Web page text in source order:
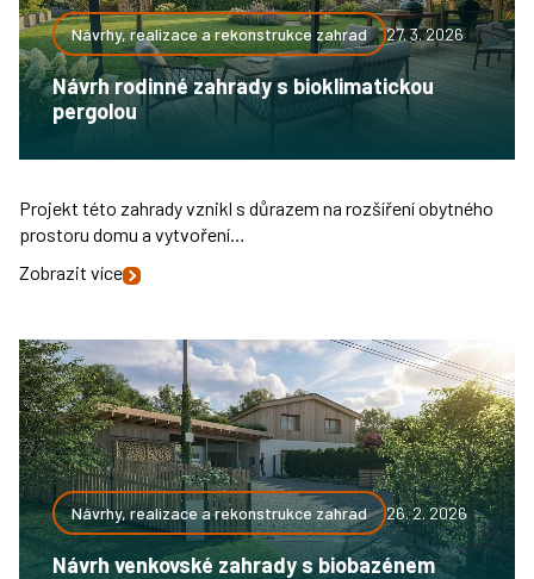
Návrhy, realizace a rekonstrukce zahrad 27. 3. 2026
Návrh rodinné zahrady s bioklimatickou
pergolou
Projekt této zahrady vznikl s důrazem na rozšíření obytného
prostoru domu a vytvoření…
Zobrazit více
Návrhy, realizace a rekonstrukce zahrad 26. 2. 2026
Návrh venkovské zahrady s biobazénem